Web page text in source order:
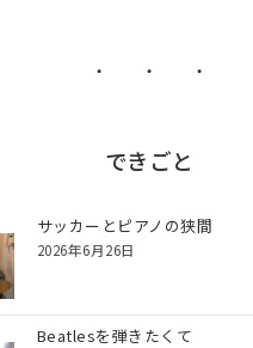
・ ・ ・
できごと
サッカーとピアノの狭間
2026年6月26日
Beatlesを弾きたくて